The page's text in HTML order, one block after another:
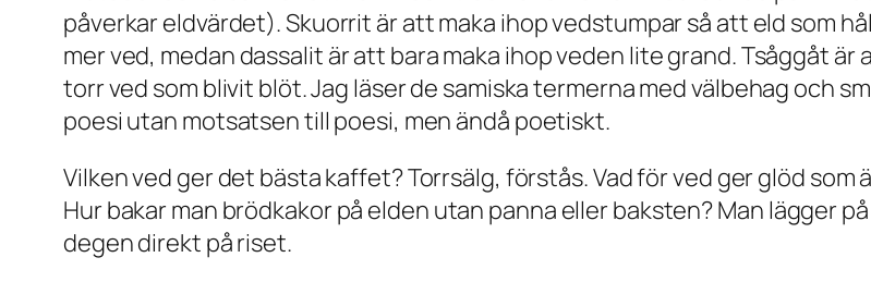
påverkar eldvärdet).Skuorrit är att maka ihop vedstumpar så att eld som
mer ved, medan dassalit är att bara maka ihop veden lite grand.Tsåggåt är
torr ved som blivit blöt. Jag läser de samiska termerna med välbehag och
poesi utan motsatsen till poesi, men ändå poetiskt.
Vilken ved ger det bästa kaffet? Torrsälg, förstås. Vad för ved ger glöd som
Hur bakar man brödkakor på elden utan panna eller baksten? Man lägger på
degen direkt på riset.